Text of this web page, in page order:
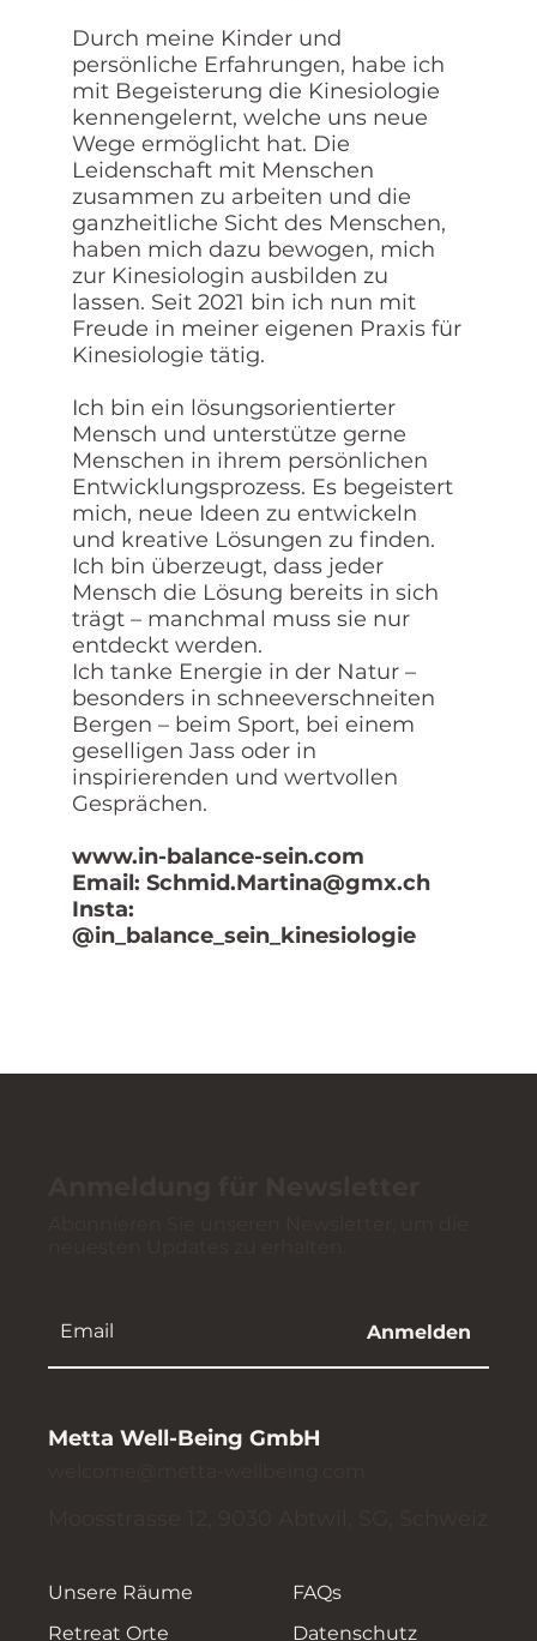
Durch meine Kinder und
persönliche Erfahrungen, habe ich
mit Begeisterung die Kinesiologie
kennengelernt, welche uns neue
Wege ermöglicht hat. Die
Leidenschaft mit Menschen
zusammen zu arbeiten und die
ganzheitliche Sicht des Menschen,
haben mich dazu bewogen, mich
zur Kinesiologin ausbilden zu
lassen. Seit 2021 bin ich nun mit
Freude in meiner eigenen Praxis für
Kinesiologie tätig.
Ich bin ein lösungsorientierter
Mensch und unterstütze gerne
Menschen in ihrem persönlichen
Entwicklungsprozess. Es begeistert
mich, neue Ideen zu entwickeln
und kreative Lösungen zu finden.
Ich bin überzeugt, dass jeder
Mensch die Lösung bereits in sich
trägt – manchmal muss sie nur
entdeckt werden.
Ich tanke Energie in der Natur –
besonders in schneeverschneiten
Bergen – beim Sport, bei einem
geselligen Jass oder in
inspirierenden und wertvollen
Gesprächen.
www.in-balance-sein.com
Email: Schmid.Martina@gmx.ch
Insta:
@in_balance_sein_kinesiologie
Anmelden
Metta Well-Being GmbH
Unsere Räume
Retreat Orte
FAQs
Datenschutz